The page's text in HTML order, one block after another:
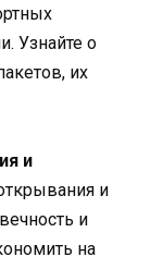
Узнайте о
их
и
и
и
на